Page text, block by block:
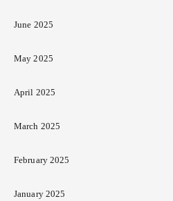
June 2025
May 2025
April 2025
March 2025
February 2025
January 2025